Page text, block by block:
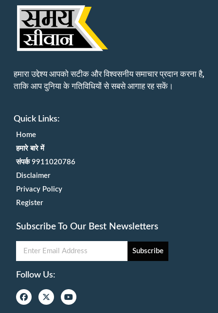
हमारा उद्देश्य आपको सटीक और विश्वसनीय समाचार प्रदान करना है,
ताकि आप दुनिया के गतिविधियों से सबसे आगाह रह सकें।
Quick Links:
Home
हमारे बारे में
संपर्क 9911020786
Disclaimer
Privacy Policy
Register
Subscribe To Our Best Newsletters
Subscribe
Follow Us: